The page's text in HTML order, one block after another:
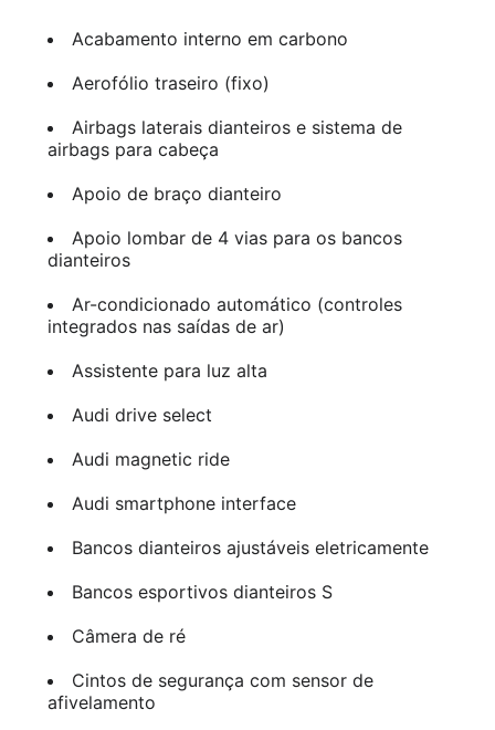
Acabamento interno em carbono
Aerofólio traseiro (fixo)
Airbags laterais dianteiros e sistema de
airbags para cabeça
Apoio de braço dianteiro
Apoio lombar de 4 vias para os bancos
dianteiros
Ar-condicionado automático (controles
integrados nas saídas de ar)
Assistente para luz alta
Audi drive select
Audi magnetic ride
Audi smartphone interface
Bancos dianteiros ajustáveis eletricamente
Bancos esportivos dianteiros S
Câmera de ré
Cintos de segurança com sensor de
afivelamento